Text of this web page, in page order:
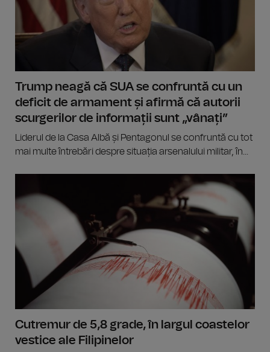
Trump neagă că SUA se confruntă cu un
deficit de armament și afirmă că autorii
scurgerilor de informații sunt „vânați”
Liderul de la Casa Albă și Pentagonul se confruntă cu tot
mai multe întrebări despre situația arsenalului militar, în...
Cutremur de 5,8 grade, în largul coastelor
vestice ale Filipinelor